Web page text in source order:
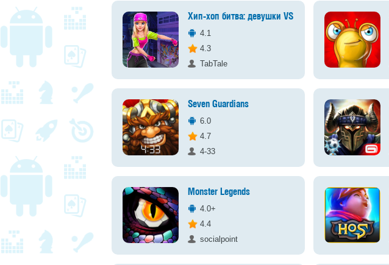
Хип-хоп битва: девушки VS парни
4.1
4.3
TabTale
Seven Guardians
6.0
4.7
4-33
Monster Legends
4.0+
4.4
socialpoint